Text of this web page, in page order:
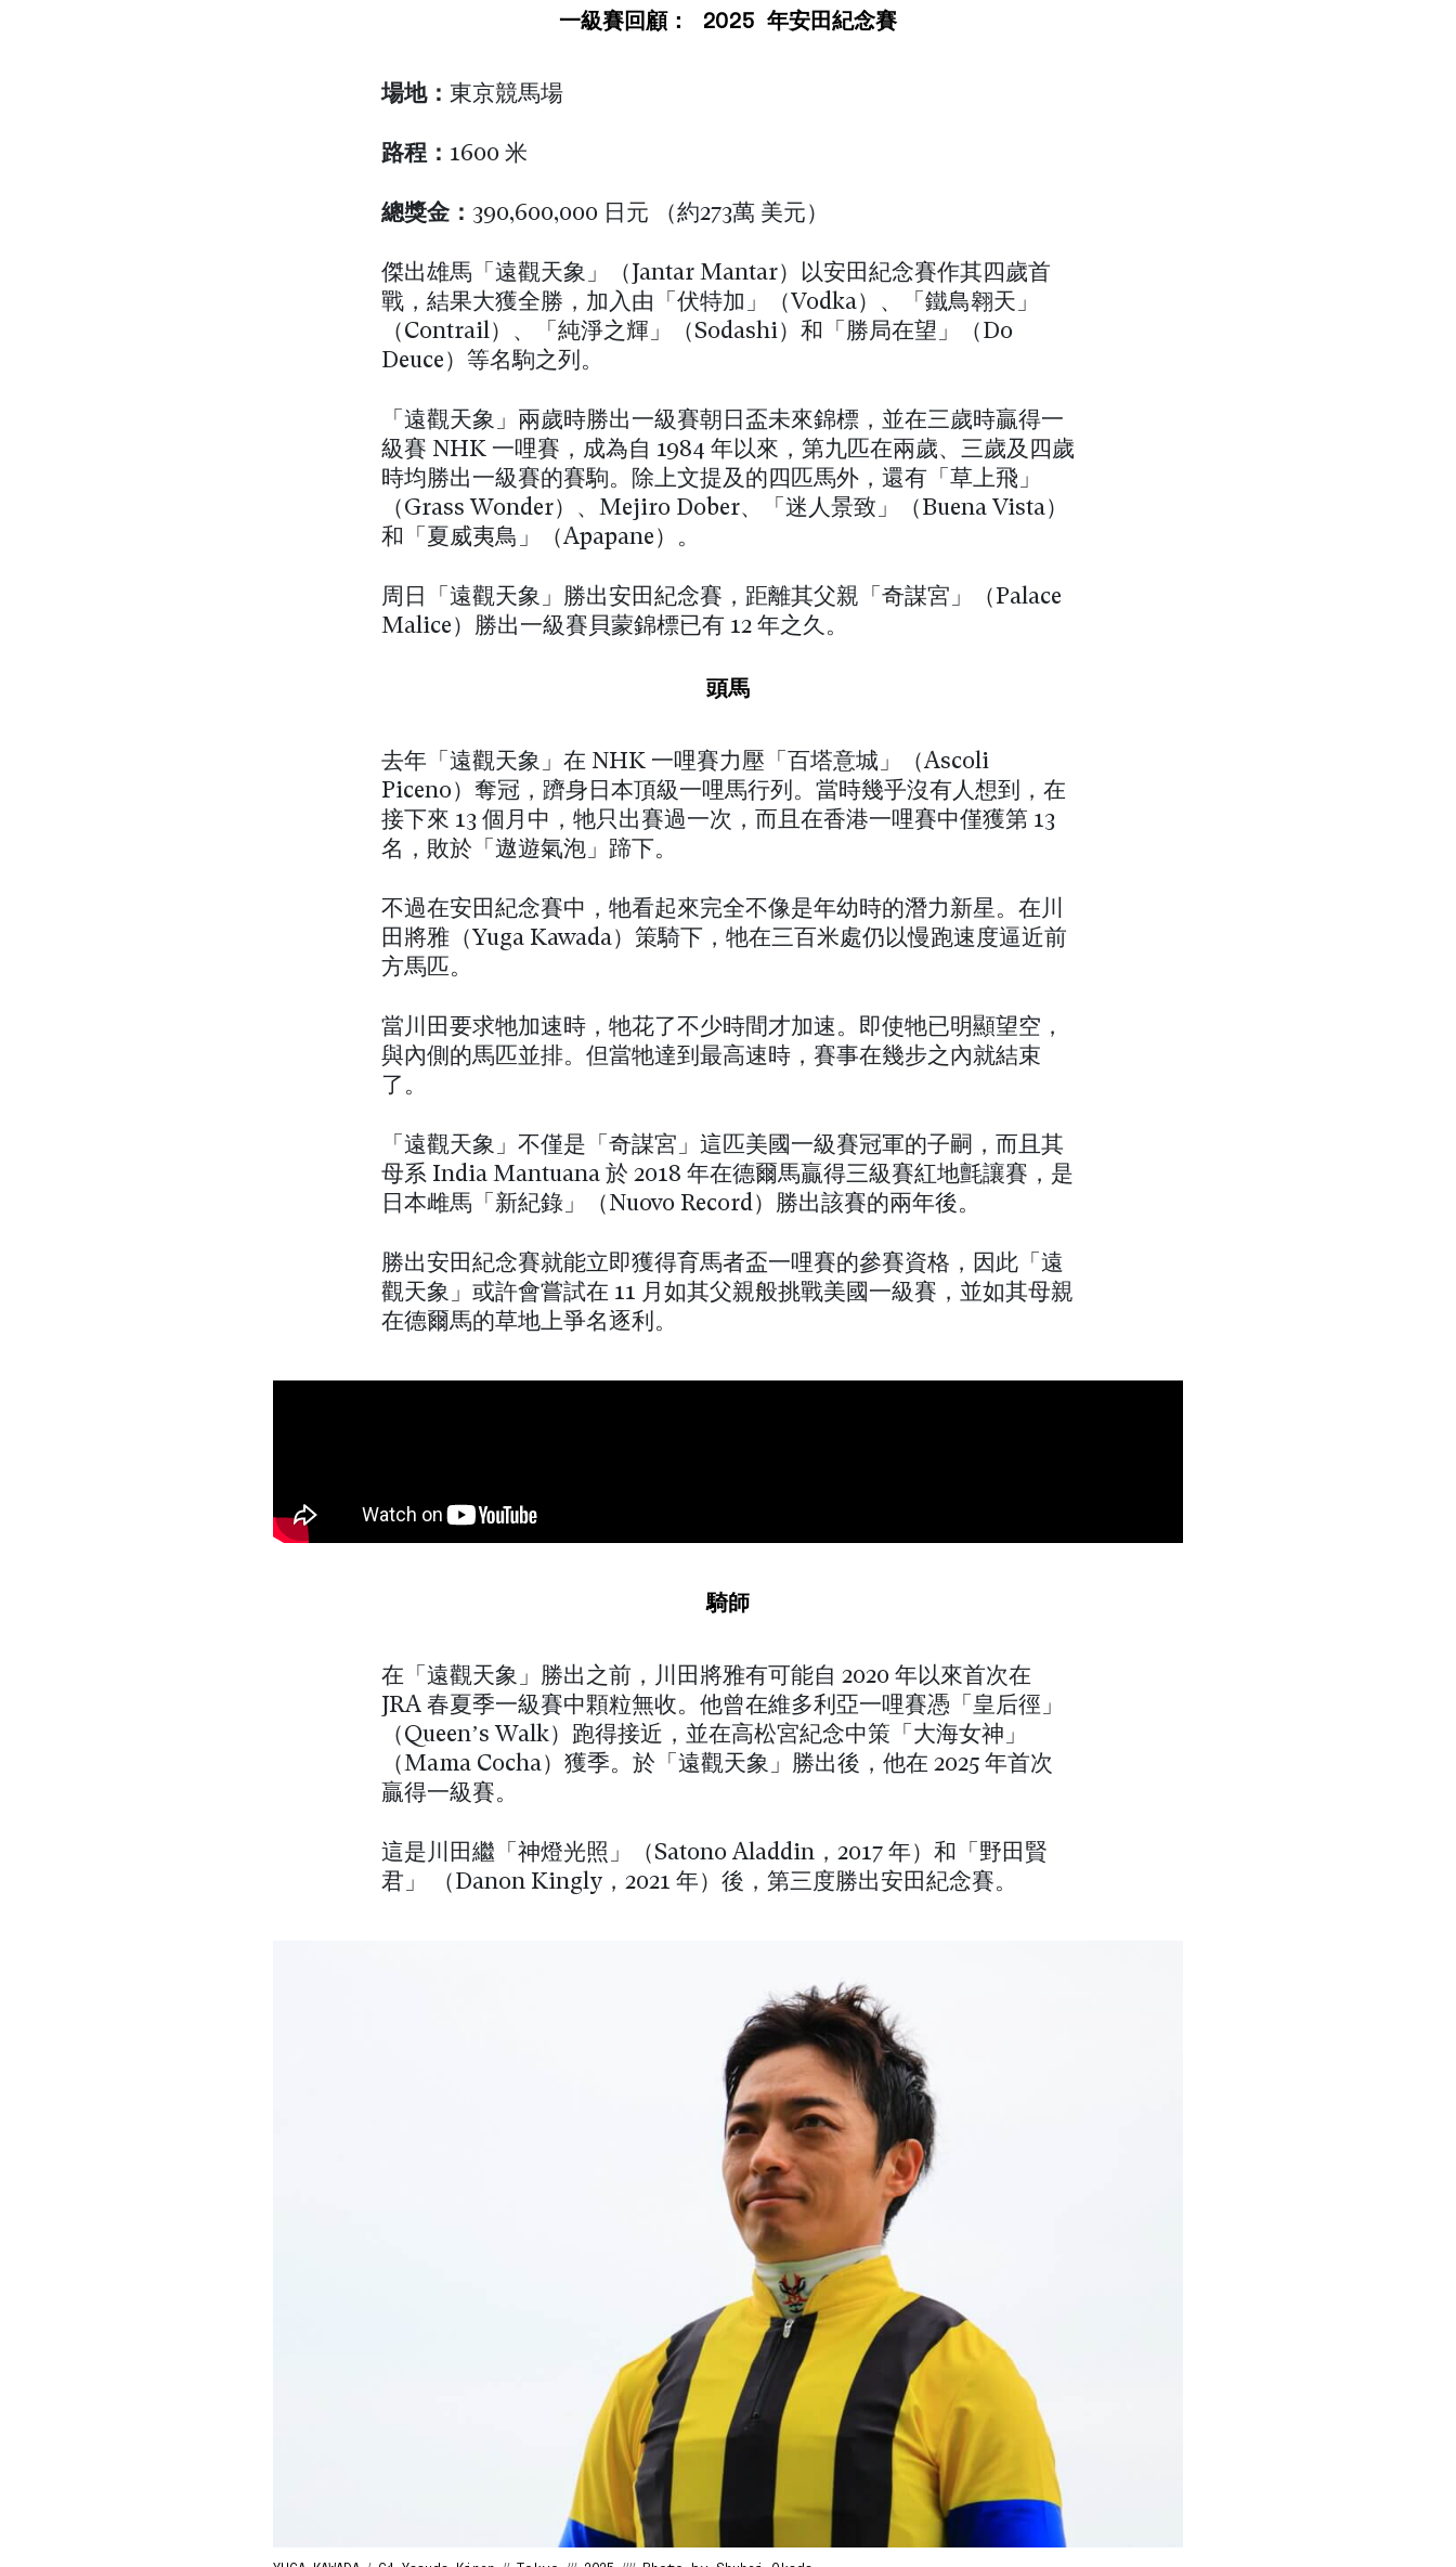
一級賽回顧： 2025 年安田紀念賽
場地： 東京競馬場
路程： 1600 米
總獎金： 390,600,000 日元 （約273萬 美元）
傑出雄馬「遠觀天象」（Jantar Mantar）以安田紀念賽作其四歲首
戰，結果大獲全勝，加入由「伏特加」（Vodka）、「鐵鳥翱天」
（Contrail）、「純淨之輝」（Sodashi）和「勝局在望」（Do
Deuce）等名駒之列。
「遠觀天象」兩歲時勝出一級賽朝日盃未來錦標，並在三歲時贏得一
級賽 NHK 一哩賽，成為自 1984 年以來，第九匹在兩歲、三歲及四歲
時均勝出一級賽的賽駒。除上文提及的四匹馬外，還有「草上飛」
（Grass Wonder）、Mejiro Dober、「迷人景致」（Buena Vista）
和「夏威夷鳥」（Apapane）。
周日「遠觀天象」勝出安田紀念賽，距離其父親「奇謀宮」（Palace
Malice）勝出一級賽貝蒙錦標已有 12 年之久。
頭馬
去年「遠觀天象」在 NHK 一哩賽力壓「百塔意城」（Ascoli
Piceno）奪冠，躋身日本頂級一哩馬行列。當時幾乎沒有人想到，在
接下來 13 個月中，牠只出賽過一次，而且在香港一哩賽中僅獲第 13
名，敗於「遨遊氣泡」蹄下。
不過在安田紀念賽中，牠看起來完全不像是年幼時的潛力新星。在川
田將雅（Yuga Kawada）策騎下，牠在三百米處仍以慢跑速度逼近前
方馬匹。
當川田要求牠加速時，牠花了不少時間才加速。即使牠已明顯望空，
與內側的馬匹並排。但當牠達到最高速時，賽事在幾步之內就結束
了。
「遠觀天象」不僅是「奇謀宮」這匹美國一級賽冠軍的子嗣，而且其
母系 India Mantuana 於 2018 年在德爾馬贏得三級賽紅地氈讓賽，是
日本雌馬「新紀錄」（Nuovo Record）勝出該賽的兩年後。
勝出安田紀念賽就能立即獲得育馬者盃一哩賽的參賽資格，因此「遠
觀天象」或許會嘗試在 11 月如其父親般挑戰美國一級賽，並如其母親
在德爾馬的草地上爭名逐利。
騎師
在「遠觀天象」勝出之前，川田將雅有可能自 2020 年以來首次在
JRA 春夏季一級賽中顆粒無收。他曾在維多利亞一哩賽憑「皇后徑」
（Queen’s Walk）跑得接近，並在高松宮紀念中策「大海女神」
（Mama Cocha）獲季。於「遠觀天象」勝出後，他在 2025 年首次
贏得一級賽。
這是川田繼「神燈光照」（Satono Aladdin，2017 年）和「野田賢
君」 （Danon Kingly，2021 年）後，第三度勝出安田紀念賽。